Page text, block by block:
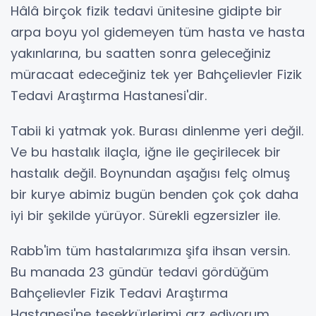
Hâlâ birçok fizik tedavi ünitesine gidipte bir
arpa boyu yol gidemeyen tüm hasta ve hasta
yakınlarına, bu saatten sonra geleceğiniz
müracaat edeceğiniz tek yer Bahçelievler Fizik
Tedavi Araştırma Hastanesi'dir.
Tabii ki yatmak yok. Burası dinlenme yeri değil.
Ve bu hastalık ilaçla, iğne ile geçirilecek bir
hastalık değil. Boynundan aşağısı felç olmuş
bir kurye abimiz bugün benden çok çok daha
iyi bir şekilde yürüyor. Sürekli egzersizler ile.
Rabb'im tüm hastalarımıza şifa ihsan versin.
Bu manada 23 gündür tedavi gördüğüm
Bahçelievler Fizik Tedavi Araştırma